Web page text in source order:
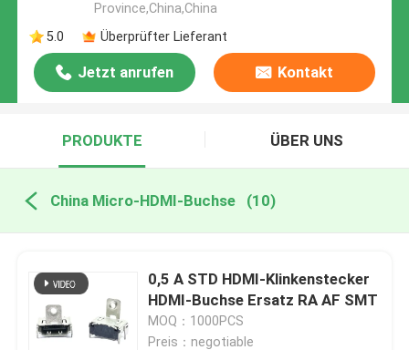
Province,China,China
5.0
Überprüfter Lieferant
Jetzt anrufen Kontakt
PRODUKTE ÜBER UNS
China Micro-HDMI-Buchse (10)
0,5 A STD HDMI-Klinkenstecker
HDMI-Buchse Ersatz RA AF SMT
MOQ：1000PCS
Preis：negotiable